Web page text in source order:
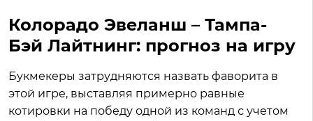
Колорадо Эвеланш – Тампа-
Бэй Лайтнинг: прогноз на игру
Букмекеры затрудняются назвать фаворита в
этой игре, выставляя примерно равные
котировки на победу одной из команд с учетом